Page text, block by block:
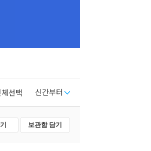
신간부터
선택
보관함 담기